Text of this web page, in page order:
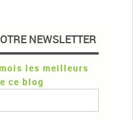
NEWSLETTER
les meilleurs
ce blog